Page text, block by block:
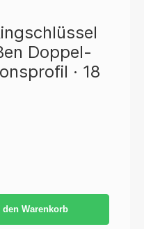
Doppel-
· 18
den Warenkorb